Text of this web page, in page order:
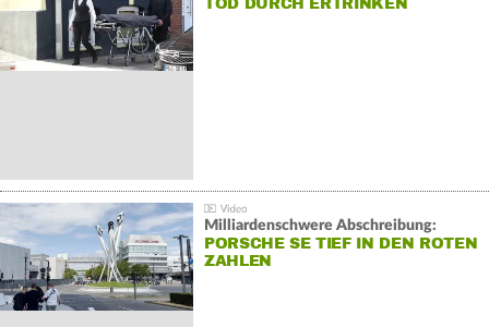
TOD DURCH ERTRINKEN
Milliardenschwere Abschreibung:
PORSCHE SE TIEF IN DEN ROTEN
ZAHLEN